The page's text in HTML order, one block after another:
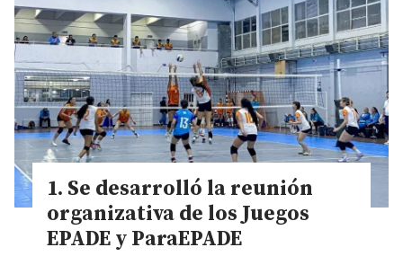
Se desarrolló la reunión
organizativa de los Juegos
EPADE y ParaEPADE